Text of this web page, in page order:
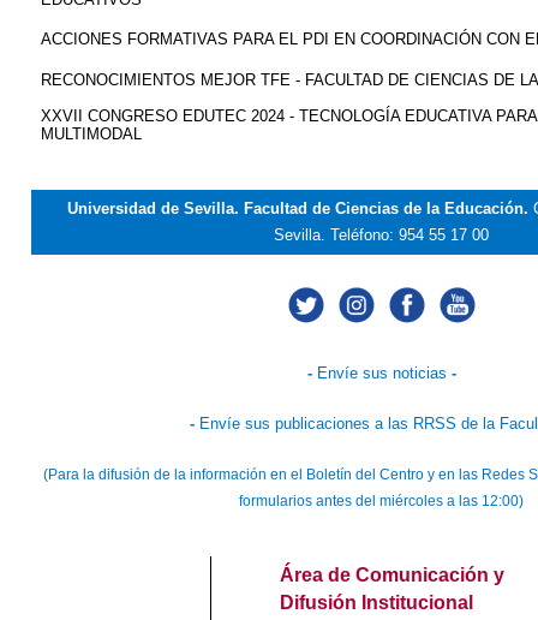
ACCIONES FORMATIVAS PARA EL PDI EN COORDINACIÓN CON
RECONOCIMIENTOS MEJOR TFE - FACULTAD DE CIENCIAS DE
XXVII CONGRESO EDUTEC 2024 - TECNOLOGÍA EDUCATIVA
MULTIMODAL
Universidad de Sevilla. Facultad de Ciencias de la Educación.
Sevilla.Teléfono: 954 55 17 00
- Envíe sus noticias -
- Envíe sus publicaciones a las RRSS de la
(Para la difusión de la información en el Boletín del Centro y en las Redes
formularios antes del miércoles a las 12:00)
Área de Comunicación y
Difusión Institucional